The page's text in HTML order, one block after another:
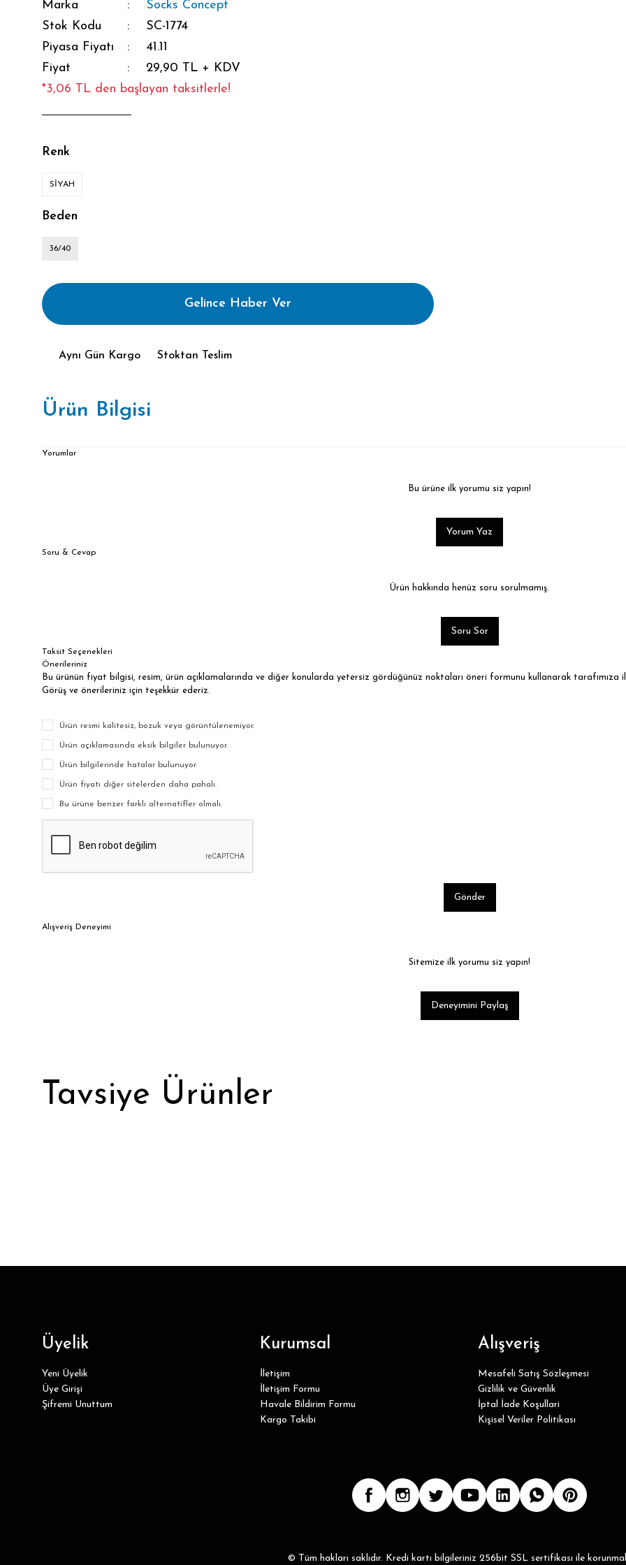
Marka
Socks Concept
Stok Kodu
SC-1774
Piyasa Fiyatı
41.11
Fiyat
29,90 TL + KDV
*3,06 TL den başlayan taksitlerle!
Renk
SİYAH
Beden
36/40
Gelince Haber Ver
Aynı Gün Kargo Stoktan Teslim
Ürün Bilgisi
Yorumlar
Bu ürüne ilk yorumu siz yapın!
Yorum Yaz
Soru & Cevap
Ürün hakkında henüz soru sorulmamış.
Soru Sor
Taksit Seçenekleri
Önerileriniz
Bu ürünün fiyat bilgisi, resim, ürün açıklamalarında ve diğer konularda yetersiz gördüğünüz noktaları öneri formunu kullanarak tarafımıza
Görüş ve önerileriniz için teşekkür ederiz.
Ürün resmi kalitesiz, bozuk veya görüntülenemiyor.
Ürün açıklamasında eksik bilgiler bulunuyor.
Ürün bilgilerinde hatalar bulunuyor.
Ürün fiyatı diğer sitelerden daha pahalı.
Bu ürüne benzer farklı alternatifler olmalı.
Gönder
Alışveriş Deneyimi
Sitemize ilk yorumu siz yapın!
Deneyimini Paylaş
Tavsiye Ürünler
Üyelik
Yeni Üyelik
Üye Girişi
Şifremi Unuttum
Kurumsal
İletişim
İletişim Formu
Havale Bildirim Formu
Kargo Takibi
Alışveriş
Mesafeli Satış Sözleşmesi
Gizlilik ve Güvenlik
İptal İade Koşullari
Kişisel Veriler Politikası
© Tüm hakları saklıdır. Kredi kartı bilgileriniz 256bit SSL sertifikası ile